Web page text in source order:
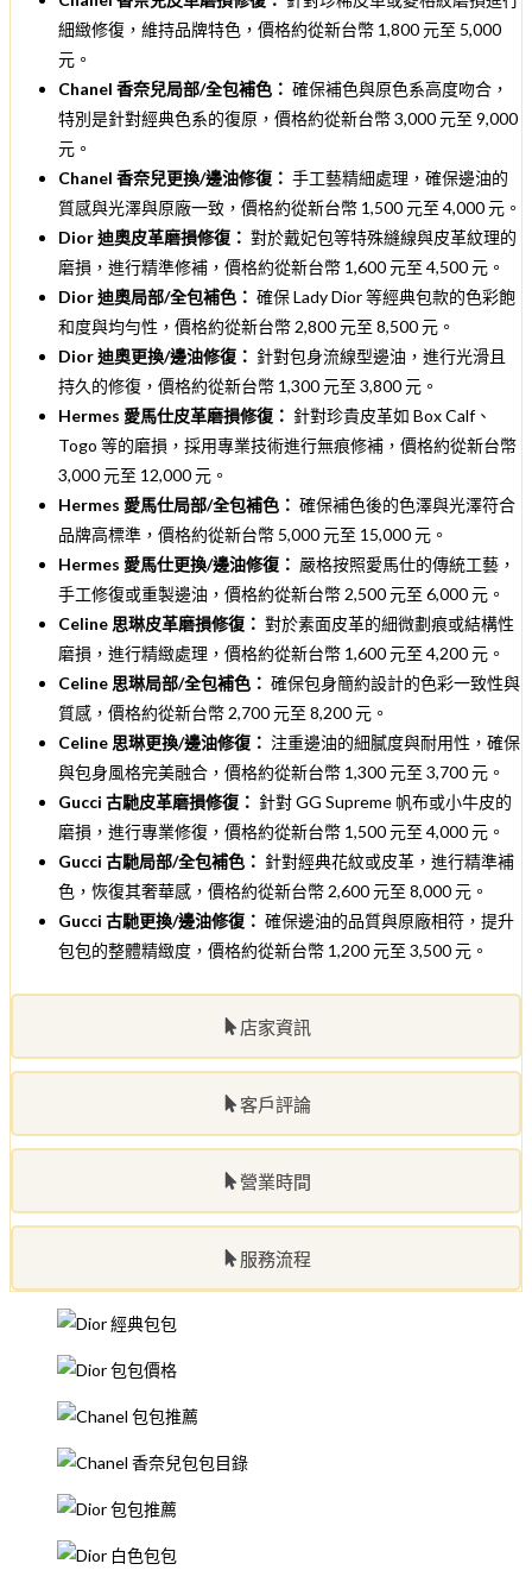
店家資訊
客戶評論
營業時間
服務流程
細緻修復，維持品牌特色，價格約從新台幣 1,800 元至 5,000
元。
Chanel 香奈兒局部/全包補色： 確保補色與原色系高度吻合，
特別是針對經典色系的復原，價格約從新台幣 3,000 元至 9,000
元。
Chanel 香奈兒更換/邊油修復： 手工藝精細處理，確保邊油的
質感與光澤與原廠一致，價格約從新台幣 1,500 元至 4,000 元。
Dior 迪奧皮革磨損修復： 對於戴妃包等特殊縫線與皮革紋理的
磨損，進行精準修補，價格約從新台幣 1,600 元至 4,500 元。
Dior 迪奧局部/全包補色： 確保 Lady Dior 等經典包款的色彩飽
和度與均勻性，價格約從新台幣 2,800 元至 8,500 元。
Dior 迪奧更換/邊油修復： 針對包身流線型邊油，進行光滑且
持久的修復，價格約從新台幣 1,300 元至 3,800 元。
Hermes 愛馬仕皮革磨損修復： 針對珍貴皮革如 Box Calf、
Togo 等的磨損，採用專業技術進行無痕修補，價格約從新台幣
3,000 元至 12,000 元。
Hermes 愛馬仕局部/全包補色： 確保補色後的色澤與光澤符合
品牌高標準，價格約從新台幣 5,000 元至 15,000 元。
Hermes 愛馬仕更換/邊油修復： 嚴格按照愛馬仕的傳統工藝，
手工修復或重製邊油，價格約從新台幣 2,500 元至 6,000 元。
Celine 思琳皮革磨損修復： 對於素面皮革的細微劃痕或結構性
磨損，進行精緻處理，價格約從新台幣 1,600 元至 4,200 元。
Celine 思琳局部/全包補色： 確保包身簡約設計的色彩一致性與
質感，價格約從新台幣 2,700 元至 8,200 元。
Celine 思琳更換/邊油修復： 注重邊油的細膩度與耐用性，確保
與包身風格完美融合，價格約從新台幣 1,300 元至 3,700 元。
Gucci 古馳皮革磨損修復： 針對 GG Supreme 帆布或小牛皮的
磨損，進行專業修復，價格約從新台幣 1,500 元至 4,000 元。
Gucci 古馳局部/全包補色： 針對經典花紋或皮革，進行精準補
色，恢復其奢華感，價格約從新台幣 2,600 元至 8,000 元。
Gucci 古馳更換/邊油修復： 確保邊油的品質與原廠相符，提升
包包的整體精緻度，價格約從新台幣 1,200 元至 3,500 元。